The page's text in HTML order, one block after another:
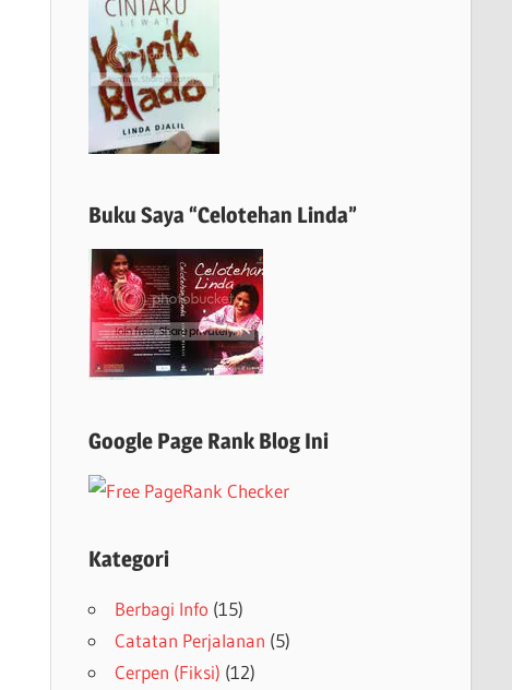
Buku Saya “Celotehan Linda”
Google Page Rank Blog Ini
Kategori
Berbagi Info (15)
Catatan Perjalanan (5)
Cerpen (Fiksi) (12)